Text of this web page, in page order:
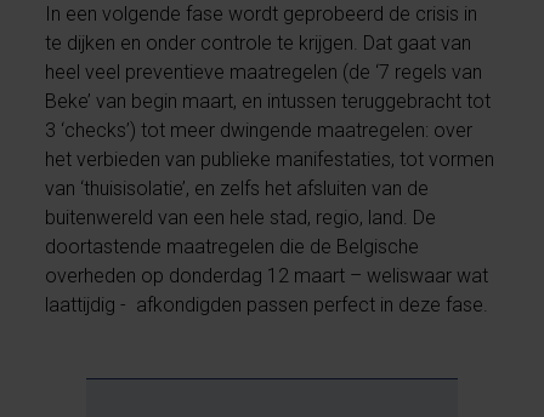
In een volgende fase wordt geprobeerd de crisis in
te dijken en onder controle te krijgen. Dat gaat van
heel veel preventieve maatregelen (de ‘7 regels van
Beke’ van begin maart, en intussen teruggebracht tot
3 ‘checks’) tot meer dwingende maatregelen: over
het verbieden van publieke manifestaties, tot vormen
van ‘thuisisolatie’, en zelfs het afsluiten van de
buitenwereld van een hele stad, regio, land. De
doortastende maatregelen die de Belgische
overheden op donderdag 12 maart – weliswaar wat
laattijdig - afkondigden passen perfect in deze fase.